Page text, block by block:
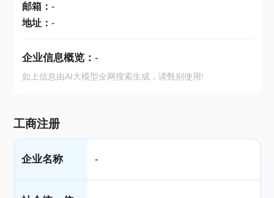
邮箱： -
地址： -
企业信息概览： -
如上信息由AI大模型全网搜索生成，请甄别使用!
工商注册
企业名称 -